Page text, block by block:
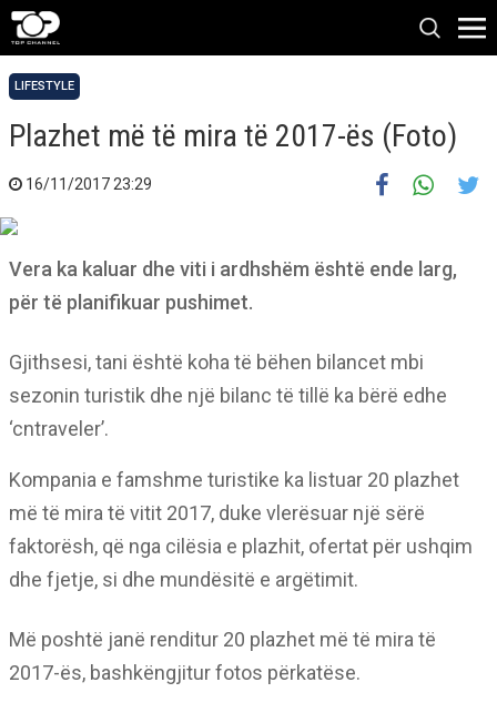
LIFESTYLE
Plazhet më të mira të 2017-ës (Foto)
16/11/2017 23:29
Vera ka kaluar dhe viti i ardhshëm është ende larg,
për të planifikuar pushimet.
Gjithsesi, tani është koha të bëhen bilancet mbi
sezonin turistik dhe një bilanc të tillë ka bërë edhe
‘cntraveler’.
Kompania e famshme turistike ka listuar 20 plazhet
më të mira të vitit 2017, duke vlerësuar një sërë
faktorësh, që nga cilësia e plazhit, ofertat për ushqim
dhe fjetje, si dhe mundësitë e argëtimit.
Më poshtë janë renditur 20 plazhet më të mira të
2017-ës, bashkëngjitur fotos përkatëse.